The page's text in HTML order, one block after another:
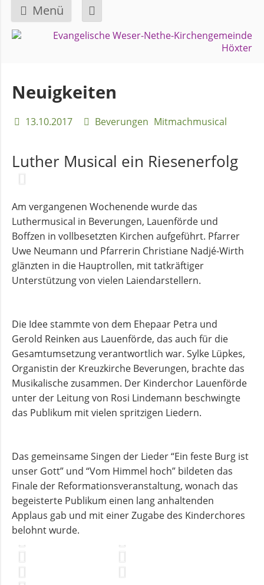
Menü
Navigation
GEMEINDE
Über
uns
Bezirke
und
Ausschüsse
Pfarrer
und
Pfarrerinnen
Gemeindebüro
Weinbergstiftung
AKTUELLES
Terminkalender
Gemeindebrief
Neuigkeiten
13.10.2017 Beverungen Mitmachmusical
Luther Musical ein Riesenerfolg
Am vergangenen Wochenende wurde das
Luthermusical in Beverungen, Lauenförde und
Boffzen in vollbesetzten Kirchen aufgeführt. Pfarrer
Uwe Neumann und Pfarrerin Christiane Nadjé-Wirth
glänzten in die Hauptrollen, mit tatkräftiger
Unterstützung von vielen Laiendarstellern.
Die Idee stammte von dem Ehepaar Petra und
Gerold Reinken aus Lauenförde, das auch für die
Gesamtumsetzung verantwortlich war. Sylke Lüpkes,
Organistin der Kreuzkirche Beverungen, brachte das
Musikalische zusammen. Der Kinderchor Lauenförde
unter der Leitung von Rosi Lindemann beschwingte
das Publikum mit vielen spritzigen Liedern.
Das gemeinsame Singen der Lieder “Ein feste Burg ist
unser Gott” und “Vom Himmel hoch” bildeten das
Finale der Reformationsveranstaltung, wonach das
begeisterte Publikum einen lang anhaltenden
Applaus gab und mit einer Zugabe des Kinderchores
belohnt wurde.